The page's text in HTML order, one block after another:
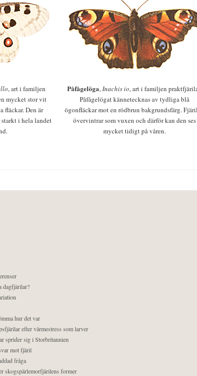
, art i familjen
mycket stor vit
fläckar. Den är
i hela landet
Påfågelöga,Inachis io, art i familjen
Påfågelögat kännetecknas av tydliga blå
ögonfläckar mot en rödbrun bakgrundsfärg.
övervintrar som vuxen och därför kan den ses
mycket tidigt på våren.
dagfjärilar?
hur det var
efter värmestress som larver
sprider sig i Storbritannien
mot fjäril
fråga
skogspärlemorfjärilens former